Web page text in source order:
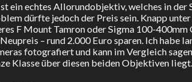
ein echtes Allorundobjektiv, welches in
dürfte jedoch der Preis sein. Knapp
F Mount Tamron oder Sigma 100-
– rund 2.000 Euro sparen. Ich habe
fotografiert und kann im Vergleich
Klasse über diesen beiden Objektiven